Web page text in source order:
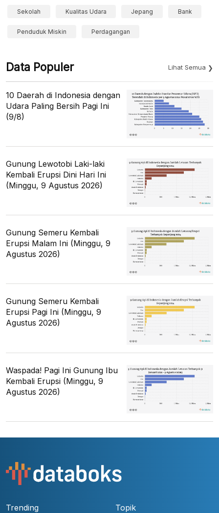
Sekolah Kualitas Udara Jepang Bank
Penduduk Miskin Perdagangan
Data Populer Lihat Semua
10 Daerah di Indonesia dengan
Udara Paling Bersih Pagi Ini
(9/8)
Gunung Lewotobi Laki-laki
Kembali Erupsi Dini Hari Ini
(Minggu, 9 Agustus 2026)
Gunung Semeru Kembali
Erupsi Malam Ini (Minggu, 9
Agustus 2026)
Gunung Semeru Kembali
Erupsi Pagi Ini (Minggu, 9
Agustus 2026)
Waspada! Pagi Ini Gunung Ibu
Kembali Erupsi (Minggu, 9
Agustus 2026)
Trending Topik